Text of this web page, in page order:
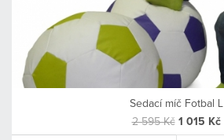
Sedací míč Fotbal L
2 595 Kč 1 015 Kč